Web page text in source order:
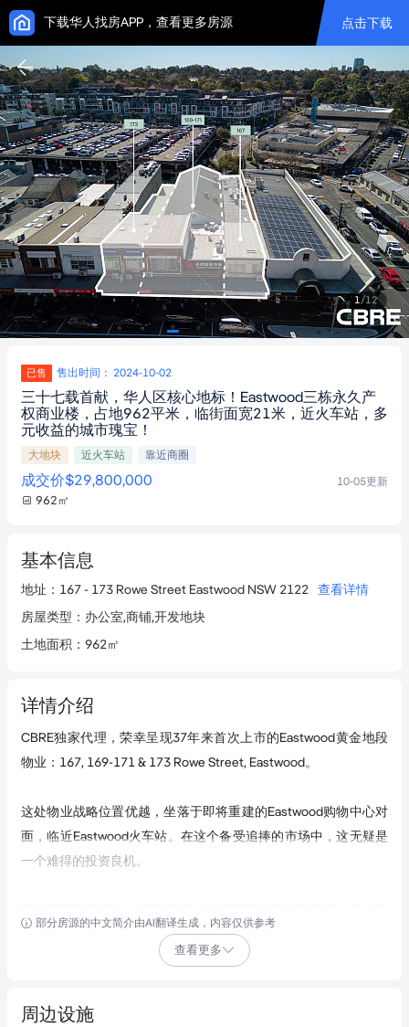
下载华人找房APP，查看更多房源 点击下载
1/12
已售 售出时间： 2024-10-02
三十七载首献，华人区核心地标！Eastwood三栋永久产
权商业楼，占地962平米，临街面宽21米，近火车站，多
元收益的城市瑰宝！
大地块 近火车站 靠近商圈
成交价$29,800,000 10-05更新
962 ㎡
基本信息
地址 ： 167 - 173 Rowe Street Eastwood NSW 2122
查看详情
房屋类型 ： 办公室,商铺,开发地块
土地面积 ： 962㎡
详情介绍
CBRE独家代理，荣幸呈现37年来首次上市的Eastwood黄金地段
物业：167, 169-171 & 173 Rowe Street, Eastwood。
这处物业战略位置优越，坐落于即将重建的Eastwood购物中心对
面，临近Eastwood火车站。在这个备受追捧的市场中，这无疑是
一个难得的投资良机。
升了物业的整体价值和吸引力。
部分房源的中文简介由AI翻译生成，内容仅供参考
查看更多
周边设施